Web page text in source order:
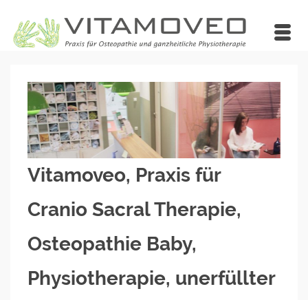
Vitamoveo, Praxis für
Cranio Sacral Therapie,
Osteopathie Baby,
Physiotherapie, unerfüllter